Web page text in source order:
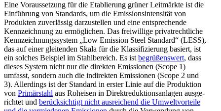
Eine Voraus­setzung für die Etablierung grüner Leitmärkte ist die
Einführung von Standards, um die Emissi­ons­in­ten­sität von
Produkten zuver­lässig darzu­stellen und eine entspre­chende
Kennzeichnung zu ermög­lichen. Das freiwillige privat­recht­liche
Kennzeich­nungs­system „Low Emission Steel Standard“ (LESS),
das auf einer gleitenden Skala für die Klassi­fi­zierung basiert, ist
ein solches Beispiel im Stahl­be­reich. Es ist begrü­ßenswert, dass
dieses System nicht nur die direkten Emissionen (Scope 1)
umfasst, sondern auch die indirekten Emissionen (Scope 2 und
3). Aller­dings ist der Standard in erster Linie auf die Produktion
von Primär­stahl aus Roheisen in Direkt­re­duk­ti­ons­an­lagen ausge­
richtet und berück­sichtigt nicht ausrei­chend die Umwelt­vor­teile